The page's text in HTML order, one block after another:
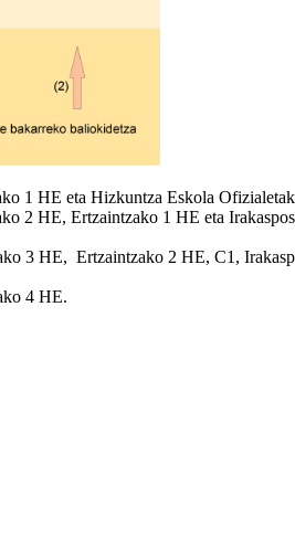
1 HE eta Hizkuntza Eskola
HE, Ertzaintzako 1 HE eta
3 HE, Ertzaintzako 2 HE, C1,
4 HE.